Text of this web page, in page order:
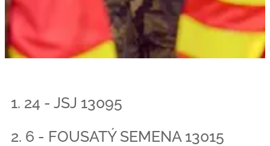
1. 24 - JSJ 13095
2. 6 - FOUSATÝ SEMENA 13015